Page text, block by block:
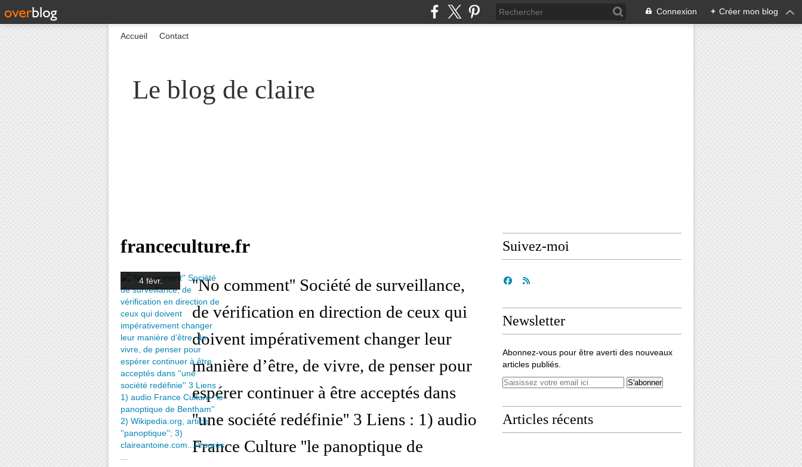
Connexion + Créer mon blog
Le blog de claire
Accueil Contact
franceculture.fr
4 févr.
''No comment'' Société de surveillance,
de vérification en direction de ceux qui
doivent impérativement changer leur
manière d’être, de vivre, de penser pour
espérer continuer à être acceptés dans
''une société redéfinie'' 3 Liens : 1) audio
France Culture ''le panoptique de
Suivez-moi
Newsletter
Abonnez-vous pour être averti des nouveaux
articles publiés.
Articles récents